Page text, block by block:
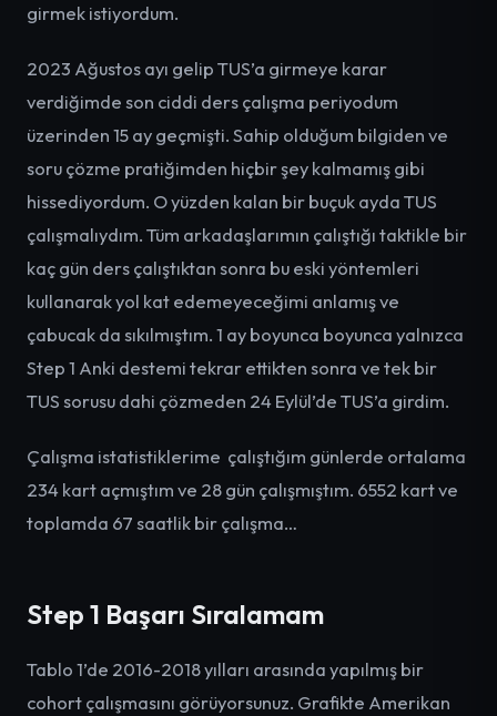
girmek istiyordum.
2023 Ağustos ayı gelip TUS’a girmeye karar
verdiğimde son ciddi ders çalışma periyodum
üzerinden 15 ay geçmişti. Sahip olduğum bilgiden ve
soru çözme pratiğimden hiçbir şey kalmamış gibi
hissediyordum. O yüzden kalan bir buçuk ayda TUS
çalışmalıydım. Tüm arkadaşlarımın çalıştığı taktikle bir
kaç gün ders çalıştıktan sonra bu eski yöntemleri
kullanarak yol kat edemeyeceğimi anlamış ve
çabucak da sıkılmıştım. 1 ay boyunca boyunca yalnızca
Step 1 Anki destemi tekrar ettikten sonra ve tek bir
TUS sorusu dahi çözmeden 24 Eylül’de TUS’a girdim.
Çalışma istatistiklerime çalıştığım günlerde ortalama
234 kart açmıştım ve 28 gün çalışmıştım. 6552 kart ve
toplamda 67 saatlik bir çalışma…
Step 1 Başarı Sıralamam
Tablo 1’de 2016-2018 yılları arasında yapılmış bir
cohort çalışmasını görüyorsunuz. Grafikte Amerikan